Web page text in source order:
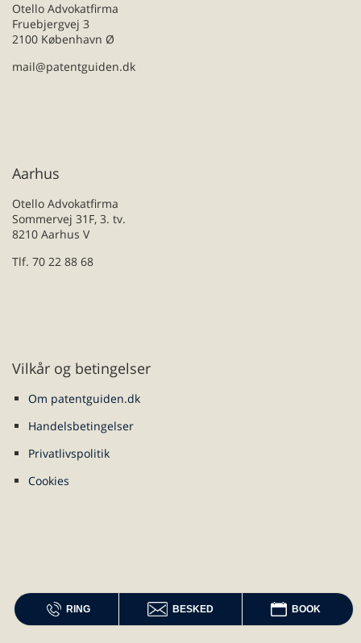
RING BESKED BOOK
Otello Advokatfirma
Fruebjergvej 3
2100 København Ø
mail@patentguiden.dk
Aarhus
Otello Advokatfirma
Sommervej 31F, 3. tv.
8210 Aarhus V
Tlf. 70 22 88 68
Vilkår og betingelser
Om patentguiden.dk
Handelsbetingelser
Privatlivspolitik
Cookies